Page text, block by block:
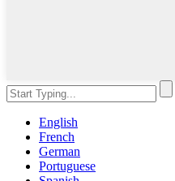
English
French
German
Portuguese